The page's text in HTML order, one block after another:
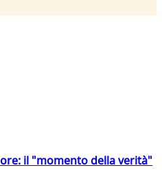
il "momento della verità"